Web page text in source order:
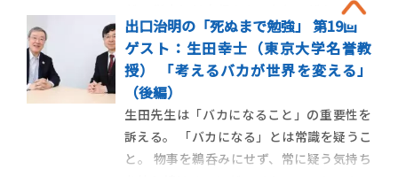
だ。 学力には自信のあったヤマザキさんが
「知ることに対して謙虚になろうと思っ
た」きっかけとは――？ ［ヤマザキマリさ
んのプロフィールはこちら］ ■ヤマザキ
「境界を越えていくことを想像 […]
出口治明の「死ぬまで勉強」 第19回
ゲスト：生田幸士（東京大学名誉教
授） 「考えるバカが世界を変える」
（後編）
生田先生は「バカになること」の重要性を
訴える。 「バカになる」とは常識を疑うこ
と。 物事を鵜呑みにせず、常に疑う気持ち